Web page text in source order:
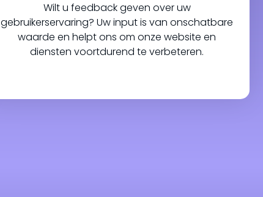
Wilt u feedback geven over uw
gebruikerservaring? Uw input is van onschatbare
waarde en helpt ons om onze website en
diensten voortdurend te verbeteren.